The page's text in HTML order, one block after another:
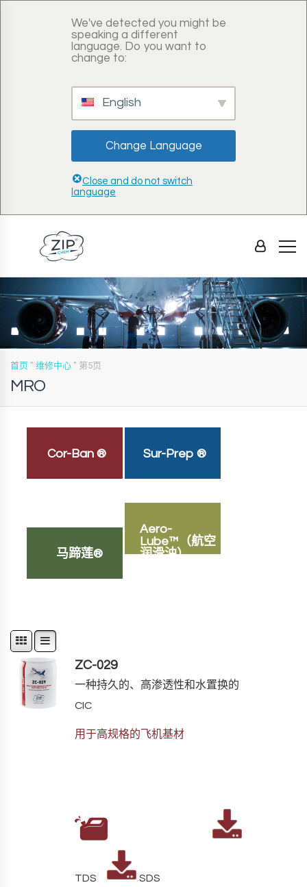
We've detected you might be
speaking a different
language. Do you want to
change to:
English
Change Language
Close and do not switch
language
首页 " 维修中心 " 第5页
MRO
Cor-Ban ® Sur-Prep ®
马蹄莲®
Aero-
Lube™（航空
润滑油）。
ZC-029
一种持久的、高渗透性和水置换的
CIC
用于高规格的飞机基材
TDS SDS